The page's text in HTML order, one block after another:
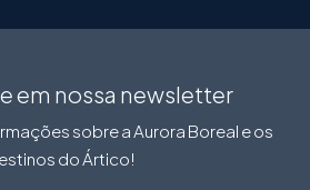
em nossa newsletter
sobre a Aurora Boreal e os
do Ártico!